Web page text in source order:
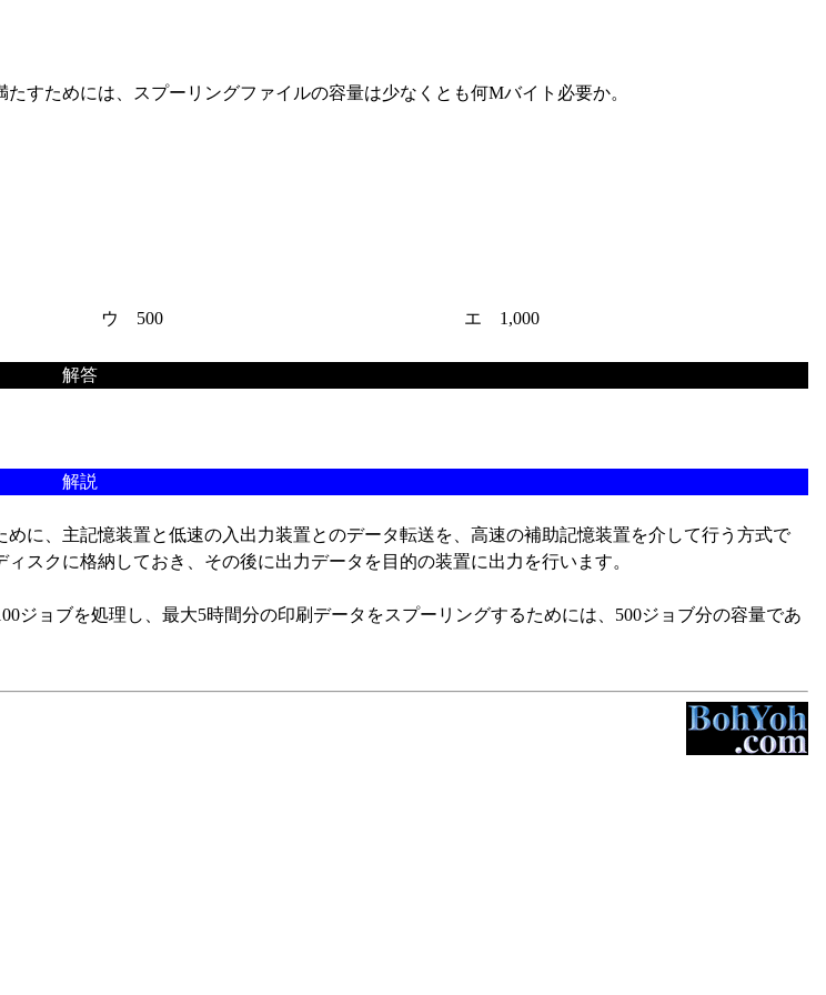
すためには、スプーリングファイルの容量は少なくとも何Mバイト必要か。
ウ 500 エ 1,000
解答
解説
に、主記憶装置と低速の入出力装置とのデータ転送を、高速の補助記憶装置を介して行う方式で
スクに格納しておき、その後に出力データを目的の装置に出力を行います。
ョブを処理し、最大5時間分の印刷データをスプーリングするためには、500ジョブ分の容量であ